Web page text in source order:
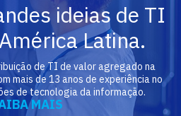
ideias de TI
Latina.
de TI de valor agregado na
mais de 13 anos de experiência no
de tecnologia da informação.
MAIS